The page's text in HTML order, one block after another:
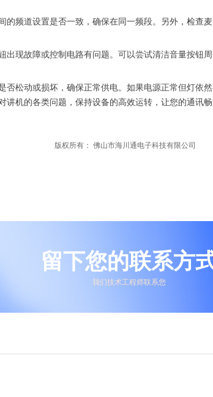
频道设置是否一致，确保在同一频段。另外，检查
现故障或控制电路有问题。可以尝试清洁音量按钮
松动或损坏，确保正常供电。如果电源正常但灯依
机的各类问题，保持设备的高效运转，让您的通讯畅
留下您的联系方
我们技术工程师联系您
版权所有： 佛山市海川通电子科技有限公司